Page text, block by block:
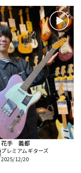
エフェクター
DTM
レコーディング機器
楽器アクセサリ
ヴィンテージ
花手 義都
プレミアムギターズ
2025/12/20